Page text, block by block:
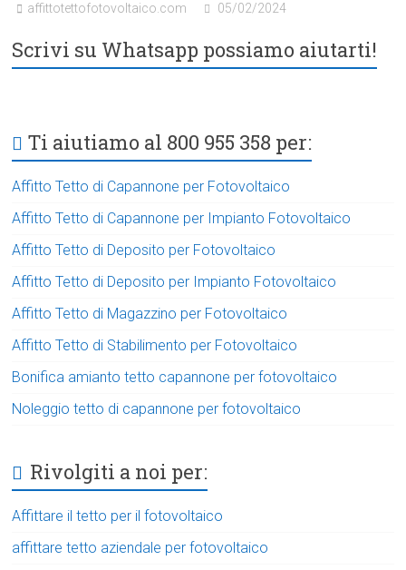
affittotettofotovoltaico.com 05/02/2024
Scrivi su Whatsapp possiamo aiutarti!
Ti aiutiamo al 800 955 358 per:
Affitto Tetto di Capannone per Fotovoltaico
Affitto Tetto di Capannone per Impianto Fotovoltaico
Affitto Tetto di Deposito per Fotovoltaico
Affitto Tetto di Deposito per Impianto Fotovoltaico
Affitto Tetto di Magazzino per Fotovoltaico
Affitto Tetto di Stabilimento per Fotovoltaico
Bonifica amianto tetto capannone per fotovoltaico
Noleggio tetto di capannone per fotovoltaico
Rivolgiti a noi per:
Affittare il tetto per il fotovoltaico
affittare tetto aziendale per fotovoltaico